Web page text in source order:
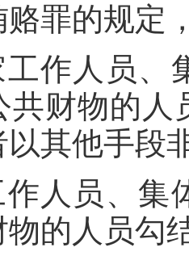
罪的规定
工作人员、
共财物的人
其他手段
人员、集
的人员勾